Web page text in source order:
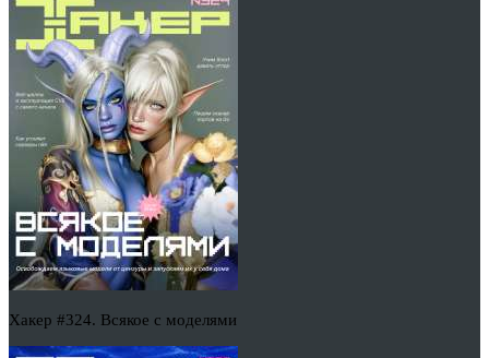
Хакер #324. Всякое с моделями